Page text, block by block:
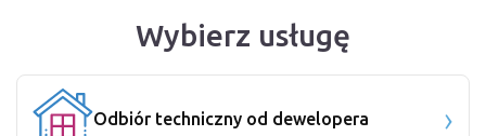
Wybierz usługę
Odbiór techniczny od dewelopera